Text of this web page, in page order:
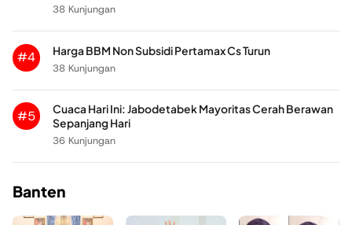
38 Kunjungan
#4
Harga BBM Non Subsidi Pertamax Cs Turun
38 Kunjungan
#5
Cuaca Hari Ini: Jabodetabek Mayoritas Cerah Berawan
Sepanjang Hari
36 Kunjungan
Banten